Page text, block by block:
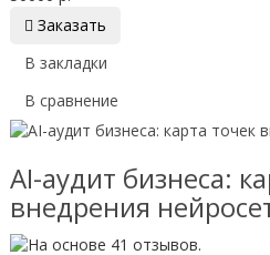
 Заказать
В закладки
В сравнение
AI-аудит бизнеса:
внедрения